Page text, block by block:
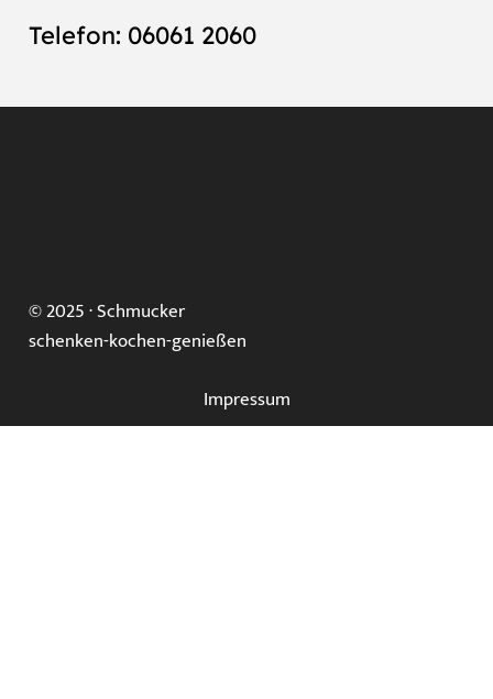
Telefon: 06061 2060
© 2025 ·Schmucker
schenken-kochen-genießen
Impressum